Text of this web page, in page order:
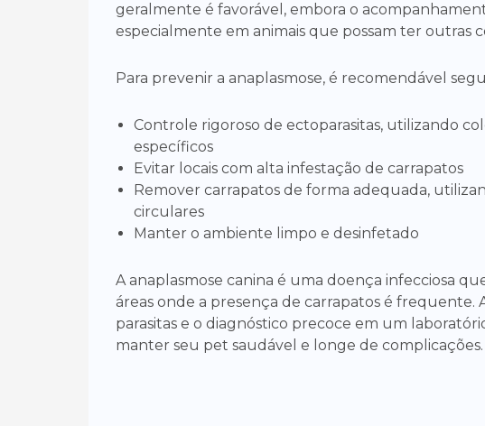
geralmente é favorável, embora o
especialmente em animais que possam ter outras
Para prevenir a anaplasmose, é recomendável
Controle rigoroso de ectoparasitas, utilizando
específicos
Evitar locais com alta infestação de carrapatos
Remover carrapatos de forma adequada,
circulares
Manter o ambiente limpo e desinfetado
A anaplasmose canina é uma doença infecciosa
áreas onde a presença de carrapatos é
parasitas e o diagnóstico precoce em um
manter seu pet saudável e longe de complicações.